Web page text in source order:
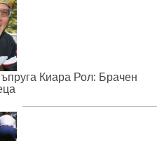
Киара Рол: Брачен